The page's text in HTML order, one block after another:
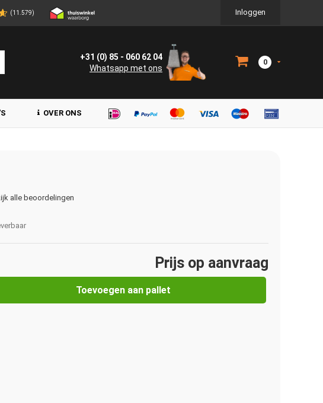
(11.579) Inloggen
+31 (0) 85 - 060 62 04
Whatsapp met ons
0
OVER ONS
alle beoordelingen
Prijs op aanvraag
Toevoegen aan pallet